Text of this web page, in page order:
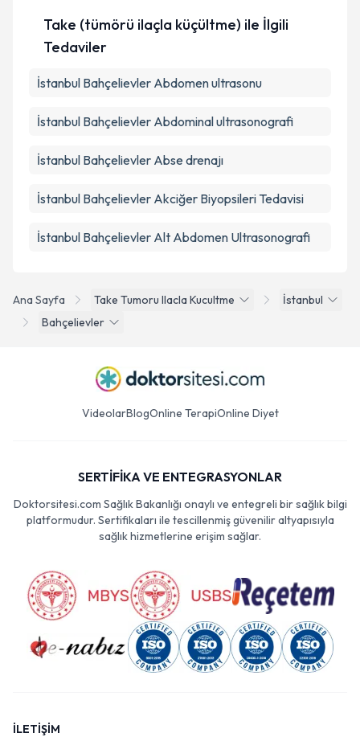
Ana Sayfa Take Tumoru Ilacla Kucultme
İstanbul
Bahçelievler
Take (tümörü ilaçla küçültme) ile İlgili
Tedaviler
İstanbul Bahçelievler Abdomen ultrasonu
İstanbul Bahçelievler Abdominal ultrasonografi
İstanbul Bahçelievler Abse drenajı
İstanbul Bahçelievler Akciğer Biyopsileri Tedavisi
İstanbul Bahçelievler Alt Abdomen Ultrasonografi
VideolarBlogOnline TerapiOnline Diyet
SERTİFİKA VE ENTEGRASYONLAR
Doktorsitesi.com Sağlık Bakanlığı onaylı ve entegreli bir sağlık bilgi
platformudur. Sertifikaları ile tescillenmiş güvenilir altyapısıyla
sağlık hizmetlerine erişim sağlar.
İLETİŞİM